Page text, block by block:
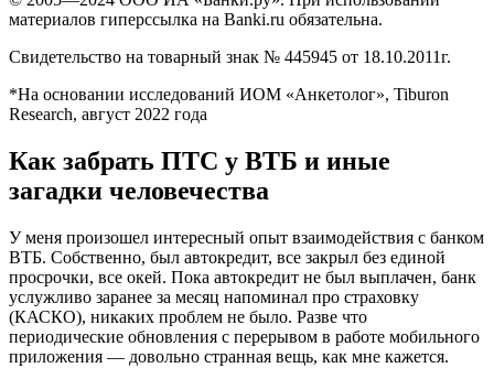
материалов гиперссылка на Banki.ru обязательна.
Свидетельство на товарный знак № 445945 от 18.10.2011г.
*На основании исследований ИОМ «Анкетолог», Tiburon
Research, август 2022 года
Как забрать ПТС у ВТБ и иные
загадки человечества
У меня произошел интересный опыт взаимодействия с банком
ВТБ. Собственно, был автокредит, все закрыл без единой
просрочки, все окей. Пока автокредит не был выплачен, банк
услужливо заранее за месяц напоминал про страховку
(КАСКО), никаких проблем не было. Разве что
периодические обновления с перерывом в работе мобильного
приложения — довольно странная вещь, как мне кажется.